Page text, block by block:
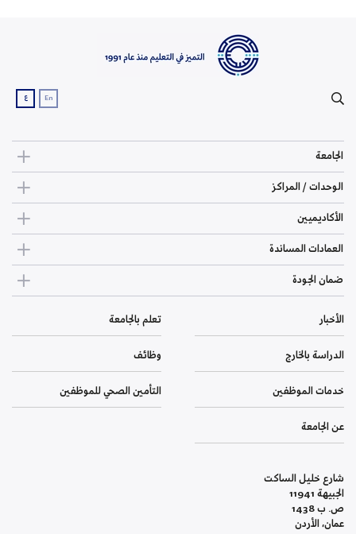
En ع
الجامعة
الوحدات / المراكز
الأكاديميين
العمادات المساندة
ضمان الجودة
الأخبار تعلم بالجامعة
الدراسة بالخارج وظائف
خدمات الموظفين التأمين الصحي للموظفين
عن الجامعة
شارع خليل الساكت
الجبيهة 11941
ص. ب 1438
عمان، الأردن